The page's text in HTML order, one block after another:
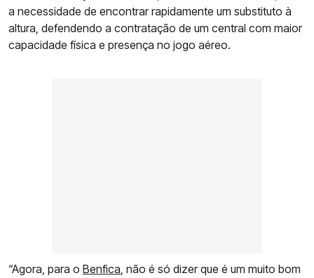
a necessidade de encontrar rapidamente um substituto à
altura, defendendo a contratação de um central com maior
capacidade física e presença no jogo aéreo.
“Agora, para o Benfica, não é só dizer que é um muito bom